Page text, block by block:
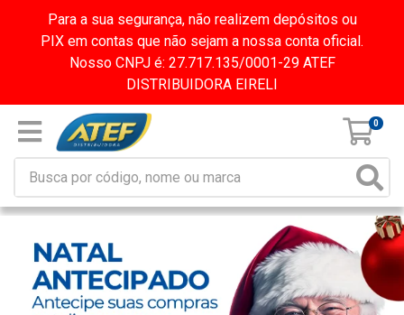
Para a sua segurança, não realizem depósitos ou
PIX em contas que não sejam a nossa conta oficial.
Nosso CNPJ é: 27.717.135/0001-29 ATEF
DISTRIBUIDORA EIRELI
0